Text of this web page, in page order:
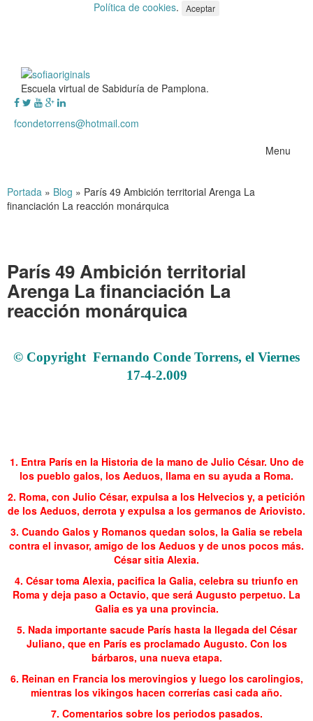
Política de cookies. Aceptar
Escuela virtual de Sabiduría de Pamplona.
fcondetorrens@hotmail.com
Menu
Portada » Blog » París 49 Ambición territorial Arenga La
financiación La reacción monárquica
París 49 Ambición territorial
Arenga La financiación La
reacción monárquica
© Copyright Fernando Conde Torrens, el Viernes
17-4-2.009
1. Entra París en la Historia de la mano de Julio César. Uno de
los pueblo galos, los Aeduos, llama en su ayuda a Roma.
2. Roma, con Julio César, expulsa a los Helvecios y, a petición
de los Aeduos, derrota y expulsa a los germanos de Ariovisto.
3. Cuando Galos y Romanos quedan solos, la Galia se rebela
contra el invasor, amigo de los Aeduos y de unos pocos más.
César sitia Alexia.
4. César toma Alexia, pacifica la Galia, celebra su triunfo en
Roma y deja paso a Octavio, que será Augusto perpetuo. La
Galia es ya una provincia.
5. Nada importante sacude París hasta la llegada del César
Juliano, que en París es proclamado Augusto. Con los
bárbaros, una nueva etapa.
6. Reinan en Francia los merovingios y luego los carolingios,
mientras los vikingos hacen correrías casi cada año.
7. Comentarios sobre los periodos pasados.